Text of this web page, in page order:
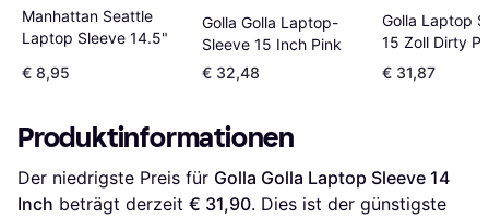
Manhattan Seattle
Laptop Sleeve 14.5"
€ 8,95
Golla Golla Laptop-
Sleeve 15 Inch Pink
€ 32,48
Golla Laptop
15 Zoll Dirty
€ 31,87
Produktinformationen
Der niedrigste Preis für Golla Golla Laptop Sleeve 14
Inch beträgt derzeit € 31,90. Dies ist der günstigste